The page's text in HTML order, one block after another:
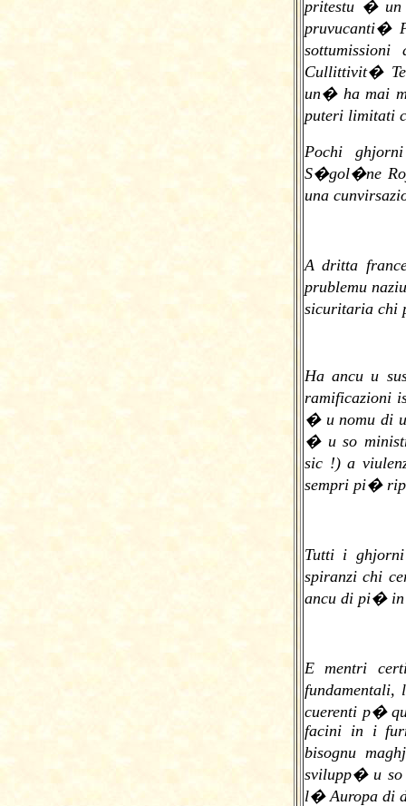
pritestu � un
pruvucanti�
Cullittivit�
un� ha mai
puteri limitati
Pochi
S�gol�ne
una
A dritta
prublemu
sicuritaria chi
Ha ancu u
ramificazioni
� u nomu di
� u so
sic !) a
sempri pi�
Tutti i
spiranzi chi
ancu di pi� in
E mentri
cuerenti p�
facini in i
bisognu
svilupp� u
l� Auropa di